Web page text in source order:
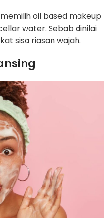
oil based makeup
water. Sebab dinilai
sisa riasan wajah.